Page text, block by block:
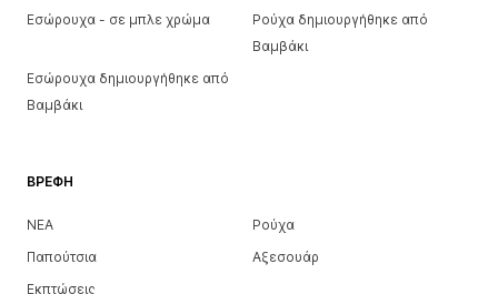
ΒΡΈΦΗ
ΝΕΑ
Ρούχα
Παπούτσια
Αξεσουάρ
Εκπτώσεις
Εσώρουχα - σε μπλε χρώμα
Ρούχα δημιουργήθηκε από
Βαμβάκι
Εσώρουχα δημιουργήθηκε από
Βαμβάκι